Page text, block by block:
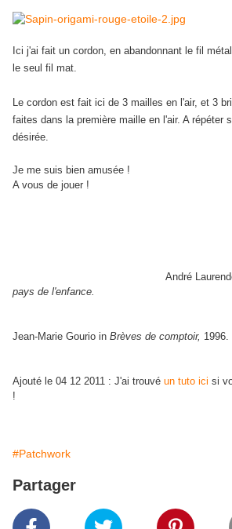
Ici j'ai fait un cordon, en abandonnant le fil
le seul fil mat.
Le cordon est fait ici de 3 mailles en l'air, et 3
faites dans la première maille en l'air. A répéter
désirée.
Je me suis bien amusée !
A vous de jouer !
André
pays de l'enfance.
Jean-Marie Gourio in Brèves de comptoir, 1996.
Ajouté le 04 12 2011 : J'ai trouvé un tuto ici si
!
#Patchwork
Partager